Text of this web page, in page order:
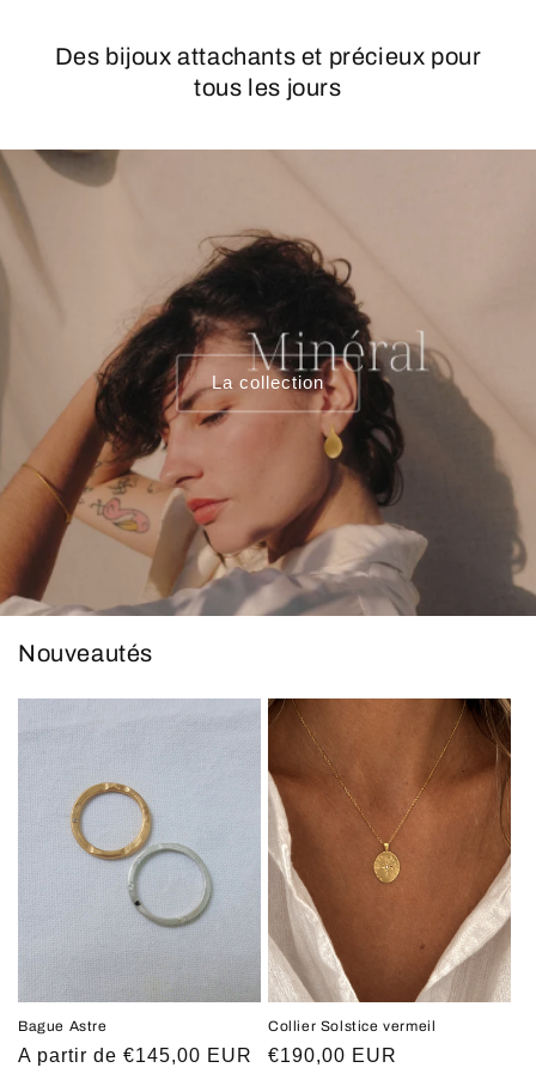
Des bijoux attachants et précieux pour
tous les jours
La collection
Nouveautés
Bague Astre
Prix
A partir de €145,00 EUR
Collier Solstice vermeil
Prix
€190,00 EUR